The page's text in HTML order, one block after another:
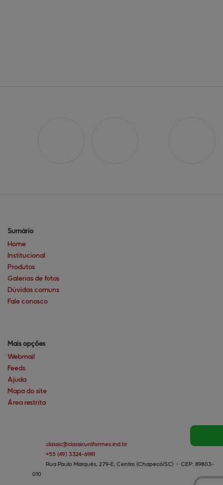
Sumário
Home
Institucional
Produtos
Galerias de fotos
Dúvidas comuns
Fale conosco
Mais opções
Webmail
Feeds
Ajuda
Mapa do site
Área restrita
classic@classicuniformes.ind.br
+55 (49) 3324-6981
Rua Paulo Marquês, 279-E, Centro (Chapecó/SC) • CEP: 89803-
010